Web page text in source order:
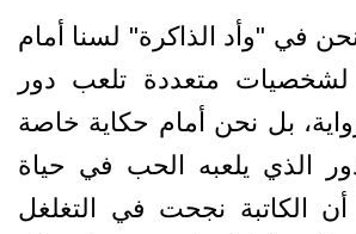
في "وأد الذاكرة" لسنا أمام
لشخصيات متعددة تلعب دور
بل نحن أمام حكاية خاصة
الذي يلعبه الحب في حياة
الكاتبة نجحت في التغلغل